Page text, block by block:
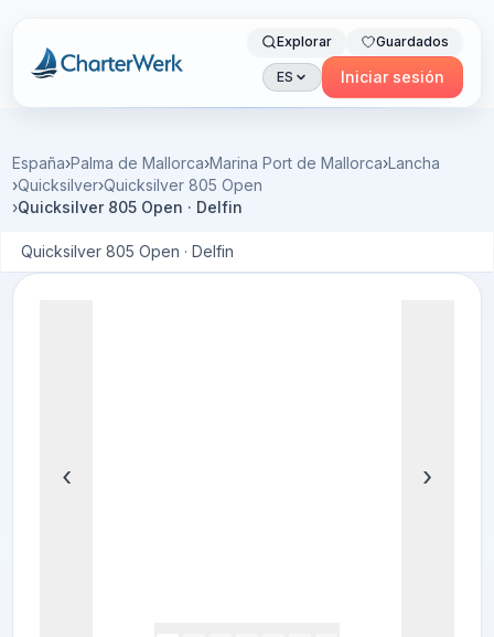
Charterwerk
Explorar Guardados
ES Iniciar sesión
España›Palma de Mallorca›Marina Port de Mallorca›Lancha
›Quicksilver›Quicksilver 805 Open
›Quicksilver 805 Open · Delfin
Quicksilver 805 Open · Delfin
‹ ›